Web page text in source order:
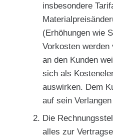
insbesondere
(Erhöhungen wie
Vorkosten werden
an den Kunden
sich als
auswirken. Dem
auf sein
Die
alles zur